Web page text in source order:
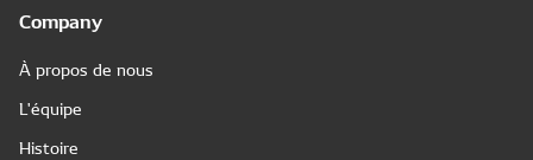
Company
À propos de nous
L'équipe
Histoire